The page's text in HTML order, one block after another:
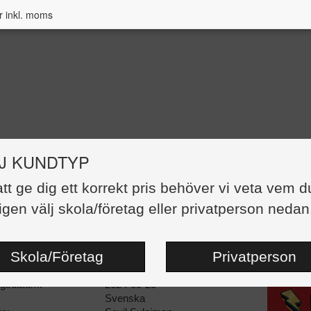
KUNDTYP
ge dig ett korrekt pris behöver vi veta vem
välj skola/företag eller privatperson
Skola/Företag Privatperson
inkl. moms
Danskt band
89729-24-7
2024-09-25
Svenska